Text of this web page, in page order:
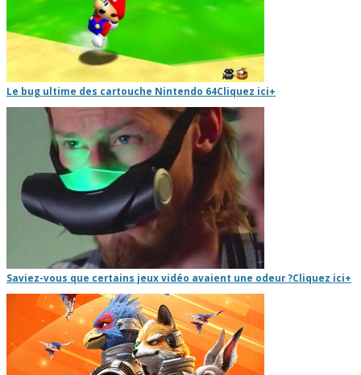
Le bug ultime des cartouche Nintendo 64Cliquez ici+
Saviez-vous que certains jeux vidéo avaient une odeur ?Cliquez ici+